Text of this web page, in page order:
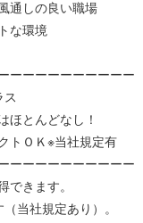
通しの良い職場
な環境
ーーーーーーーーーー
ほとんどなし！
トＯＫ※当社規定有
ーーーーーーーーーー
できます。
当社規定あり）。